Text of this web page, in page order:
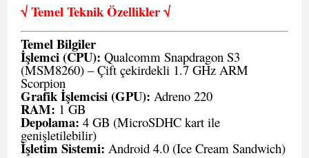
√ Temel Teknik Özellikler √
Temel Bilgiler
İşlemci (CPU): Qualcomm Snapdragon S3
(MSM8260) – Çift çekirdekli 1.7 GHz ARM
Scorpion
Grafik İşlemcisi (GPU): Adreno 220
RAM: 1 GB
Depolama: 4 GB (MicroSDHC kart ile
genişletilebilir)
İşletim Sistemi: Android 4.0 (Ice Cream Sandwich)